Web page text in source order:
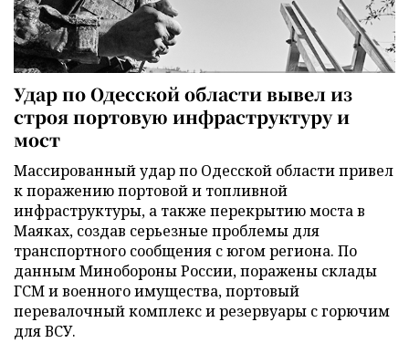
Удар по Одесской области вывел из
строя портовую инфраструктуру и
мост
Массированный удар по Одесской области привел
к поражению портовой и топливной
инфраструктуры, а также перекрытию моста в
Маяках, создав серьезные проблемы для
транспортного сообщения с югом региона. По
данным Минобороны России, поражены склады
ГСМ и военного имущества, портовый
перевалочный комплекс и резервуары с горючим
для ВСУ.